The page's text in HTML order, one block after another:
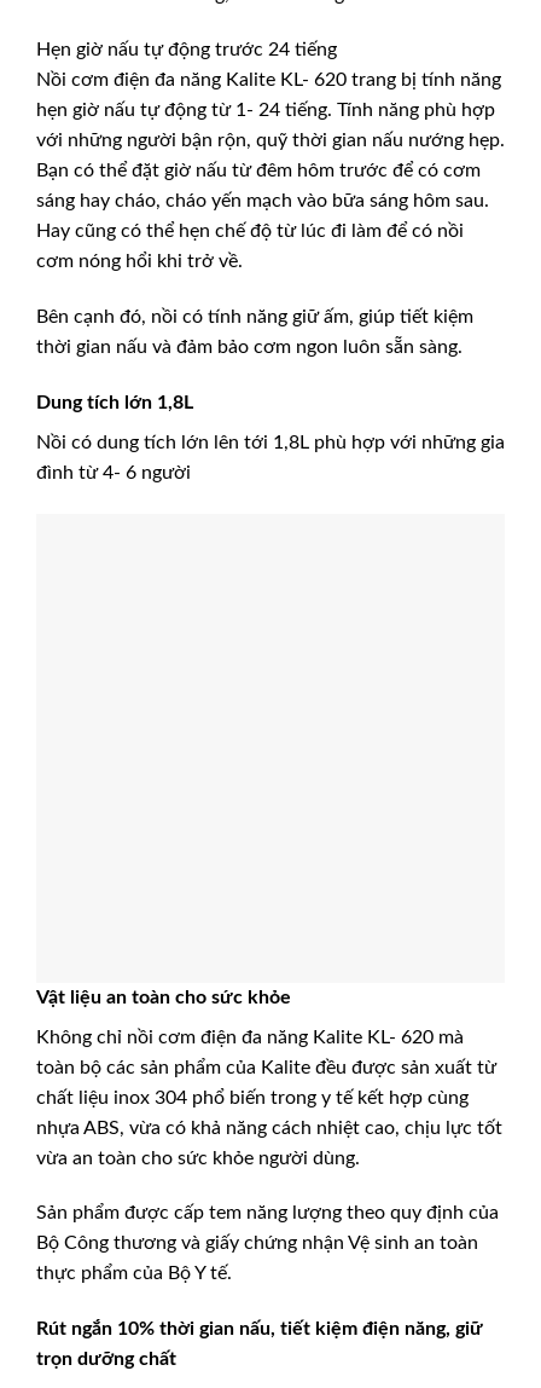
Hẹn giờ nấu tự động trước 24 tiếng
Nồi cơm điện đa năng Kalite KL- 620 trang bị tính năng
hẹn giờ nấu tự động từ 1- 24 tiếng. Tính năng phù hợp
với những người bận rộn, quỹ thời gian nấu nướng hẹp.
Bạn có thể đặt giờ nấu từ đêm hôm trước để có cơm
sáng hay cháo, cháo yến mạch vào bữa sáng hôm sau.
Hay cũng có thể hẹn chế độ từ lúc đi làm để có nồi
cơm nóng hổi khi trở về.
Bên cạnh đó, nồi có tính năng giữ ấm, giúp tiết kiệm
thời gian nấu và đảm bảo cơm ngon luôn sẵn sàng.
Dung tích lớn 1,8L
Nồi có dung tích lớn lên tới 1,8L phù hợp với những gia
đình từ 4- 6 người
Vật liệu an toàn cho sức khỏe
Không chỉ nồi cơm điện đa năng Kalite KL- 620 mà
toàn bộ các sản phẩm của Kalite đều được sản xuất từ
chất liệu inox 304 phổ biến trong y tế kết hợp cùng
nhựa ABS, vừa có khả năng cách nhiệt cao, chịu lực tốt
vừa an toàn cho sức khỏe người dùng.
Sản phẩm được cấp tem năng lượng theo quy định của
Bộ Công thương và giấy chứng nhận Vệ sinh an toàn
thực phẩm của Bộ Y tế.
Rút ngắn 10% thời gian nấu, tiết kiệm điện năng, giữ
trọn dưỡng chất